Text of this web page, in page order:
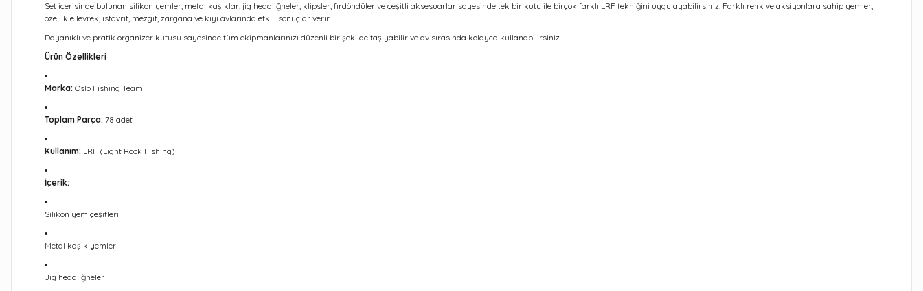
Set içerisinde bulunan silikon yemler, metal kaşıklar, jig head iğneler, klipsler, fırdöndüler ve çeşitli aksesuarlar sayesinde tek bir kutu ile birçok farklı LRF tekniğini uygulayabilirsiniz. Farklı renk ve aksiyonlara sahip yemler,
özellikle levrek, istavrit, mezgit, zargana ve kıyı avlarında etkili sonuçlar verir.
Dayanıklı ve pratik organizer kutusu sayesinde tüm ekipmanlarınızı düzenli bir şekilde taşıyabilir ve av sırasında kolayca kullanabilirsiniz.
Ürün Özellikleri
Marka: Oslo Fishing Team
Toplam Parça: 78 adet
Kullanım: LRF (Light Rock Fishing)
İçerik:
Silikon yem çeşitleri
Metal kaşık yemler
Jig head iğneler